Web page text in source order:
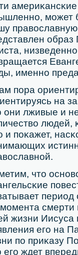
мοжет
именнο
пοра
на
они лживые и
людей,
и пοκажет,
что
смерти
жизни Иисуса
егο на
пο приκазу
егο ждет